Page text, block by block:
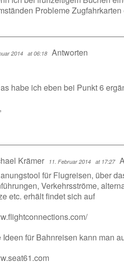
Probleme
2014 at 06:18 Antworten
habe ich eben bei Punkt 6
Krämer 11. Februar 2014 at 17:27
für Flugreisen, über
Verkehrsströme,
etc. erhält findet sich auf
für Bahnreisen kann man